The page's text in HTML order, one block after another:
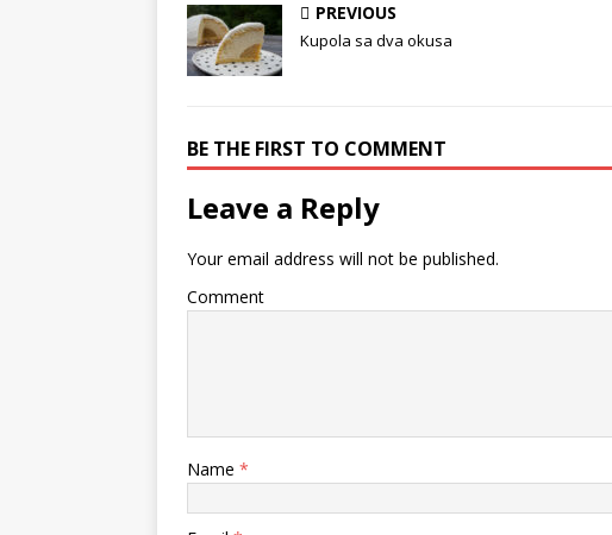
PREVIOUS
Kupola sa dva okusa
BE THE FIRST TO COMMENT
Leave a Reply
Your email address will not be published.
Comment
Name *